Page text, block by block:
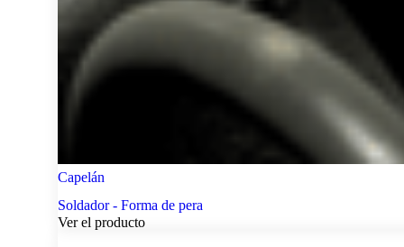
Capelán
Soldador - Forma de pera
Ver el producto